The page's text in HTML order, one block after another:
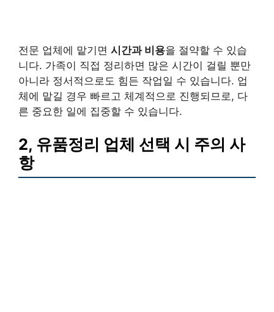
전문 업체에 맡기면 시간과 비용을 절약할 수 있습
니다. 가족이 직접 정리하면 많은 시간이 걸릴 뿐만
아니라 정서적으로도 힘든 작업일 수 있습니다. 업
체에 맡길 경우 빠르고 체계적으로 진행되므로, 다
른 중요한 일에 집중할 수 있습니다.
2, 유품정리 업체 선택 시 주의 사
항